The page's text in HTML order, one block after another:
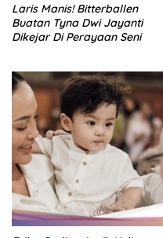
Laris Manis! Bitterballen
Buatan Tyna Dwi Jayanti
Dikejar Di Perayaan Seni